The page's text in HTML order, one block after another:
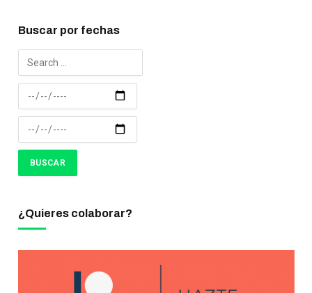
Buscar por fechas
¿Quieres colaborar?